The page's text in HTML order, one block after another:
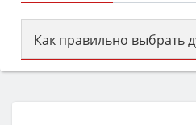
Как правильно выбрать
Сначала определитесь с
затем смотрите на